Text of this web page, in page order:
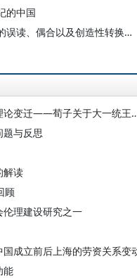
的中国
金安平 姚传明：“协商民主”： 在中国的误读、偶合以及创造性转换的可能
白奚：战国末期的社会转型与儒
题与反思
解读
顾
理建设研究之一
成立前后上海的劳资关系变
能